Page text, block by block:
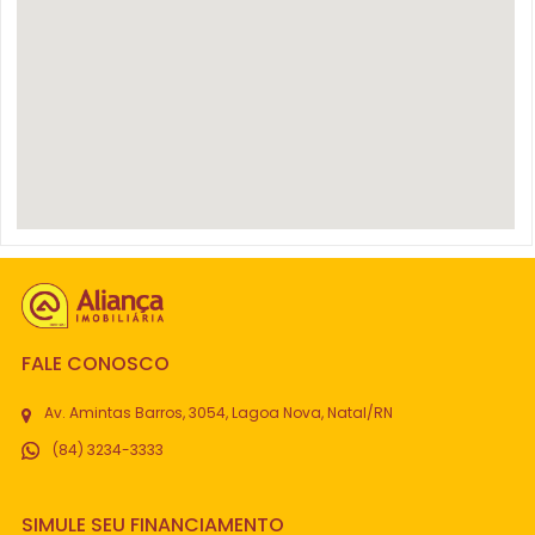
FALE CONOSCO
Av. Amintas Barros, 3054, Lagoa Nova, Natal/RN
(84) 3234-3333
SIMULE SEU FINANCIAMENTO